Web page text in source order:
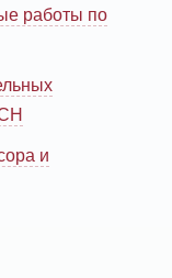
работы по
и